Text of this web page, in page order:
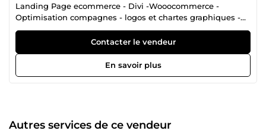
Landing Page ecommerce - Divi -Wooocommerce -
Optimisation compagnes - logos et chartes graphiques -
conseil CPA Offers .
Contacter le vendeur
En savoir plus
Autres services de ce vendeur